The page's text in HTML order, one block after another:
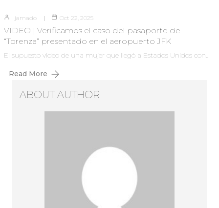
jamado Oct 22, 2025
VIDEO | Verificamos el caso del pasaporte de
“Torenza” presentado en el aeropuerto JFK
El supuesto video de una mujer que llegó a Estados Unidos con…
Read More
ABOUT AUTHOR